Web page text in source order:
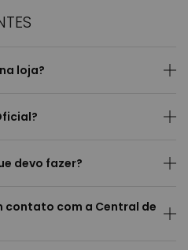
loja?
devo fazer?
contato com a Central de